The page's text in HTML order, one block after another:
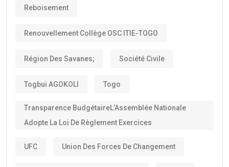
Reboisement
Renouvellement Collège OSC ITIE-TOGO
Région Des Savanes; Société Civile
Togbui AGOKOLI Togo
Transparence BudgétaireL’Assemblée Nationale
Adopte La Loi De Règlement Exercices
UFC Union Des Forces De Changement